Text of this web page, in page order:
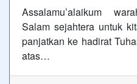
Assalamu’alaikum
Salam sejahtera untuk
panjatkan ke hadirat
atas…